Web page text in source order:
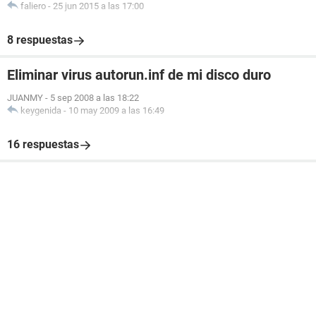
faliero - 25 jun 2015 a las 17:00
8 respuestas
Eliminar virus autorun.inf de mi disco duro
JUANMY - 5 sep 2008 a las 18:22
keygenida - 10 may 2009 a las 16:49
16 respuestas